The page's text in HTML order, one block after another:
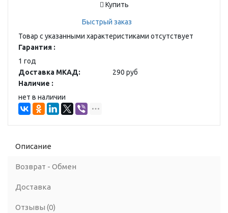
Купить
Быстрый заказ
Товар с указанными характеристиками отсутствует
Гарантия :
1 год
Доставка МКАД:
290 руб
Наличие :
нет в наличии
Описание
Возврат - Обмен
Доставка
Отзывы (0)